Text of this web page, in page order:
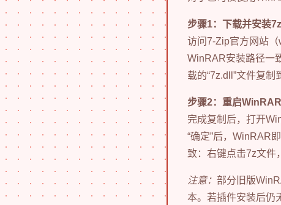
步骤1：下载并安装
访问7-Zip官方网站（
WinRAR安装路径一
载的“7z.dll”文件复制
步骤2：重启
完成复制后，打开
“确定”后，WinRAR
致：右键点击7z文件
注意： 部分旧版
本。若插件安装后仍